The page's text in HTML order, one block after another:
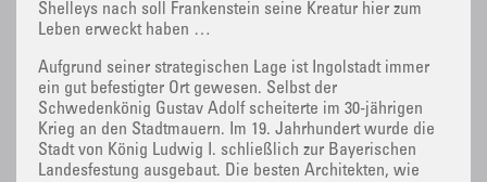
Shelleys nach soll Frankenstein seine Kreatur hier zum
Leben erweckt haben …
Aufgrund seiner strategischen Lage ist Ingolstadt immer
ein gut befestigter Ort gewesen. Selbst der
Schwedenkönig Gustav Adolf scheiterte im 30-jährigen
Krieg an den Stadtmauern. Im 19. Jahrhundert wurde die
Stadt von König Ludwig I. schließlich zur Bayerischen
Landesfestung ausgebaut. Die besten Architekten, wie